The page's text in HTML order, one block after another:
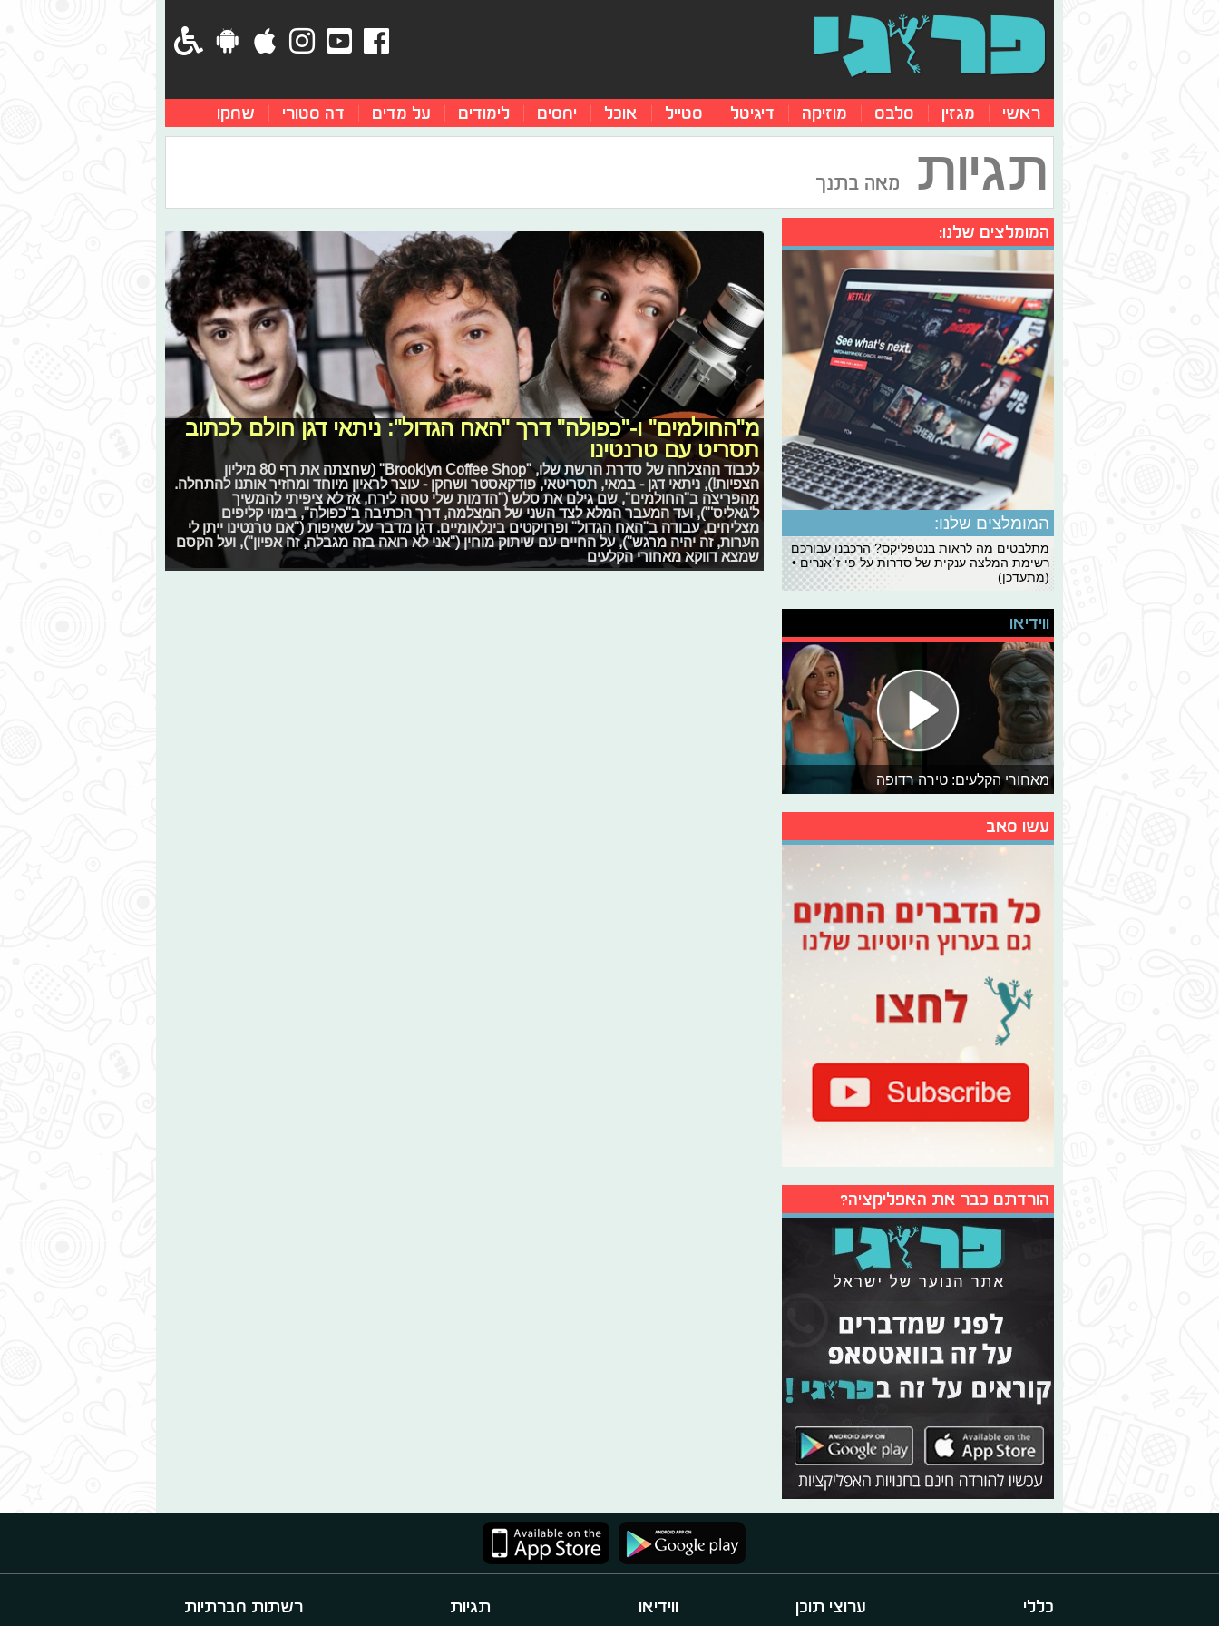
ראשי מגזין סלבס מוזיקה דיגיטל סטייל אוכל יחסים לימודים על מדים דה סטורי שחקו
תגיות מאה בתנך
מ"החולמים" ו-"כפולה" דרך "האח הגדול": ניתאי דגן חולם לכתוב
תסריט עם טרנטינו
לכבוד ההצלחה של סדרת הרשת שלו, "Brooklyn Coffee Shop" (שחצתה את רף 80 מיליון
הצפיות!), ניתאי דגן - במאי, תסריטאי, פודקאסטר ושחקן - עוצר לראיון מיוחד ומחזיר אותנו להתחלה.
מהפריצה ב"החולמים", שם גילם את סלש ("הדמות שלי טסה לירח, אז לא ציפיתי להמשיך
ל'גאליס'"), ועד המעבר המלא לצד השני של המצלמה, דרך הכתיבה ב"כפולה", בימוי קליפים
מצליחים, עבודה ב"האח הגדול" ופרויקטים בינלאומיים. דגן מדבר על שאיפות ("אם טרנטינו ייתן לי
הערות, זה יהיה מרגש"), על החיים עם שיתוק מוחין ("אני לא רואה בזה מגבלה, זה אפיון"), ועל הקסם
שמצא דווקא מאחורי הקלעים
המומלצים שלנו:
המומלצים שלנו:
מתלבטים מה לראות בנטפליקס? הרכבנו עבורכם
רשימת המלצה ענקית של סדרות על פי ז׳אנרים •
(מתעדכן)
ווידיאו
מאחורי הקלעים: טירה רדופה
עשו סאב
הורדתם כבר את האפליקציה?
כללי ערוצי תוכן ווידיאו תגיות רשתות חברתיות